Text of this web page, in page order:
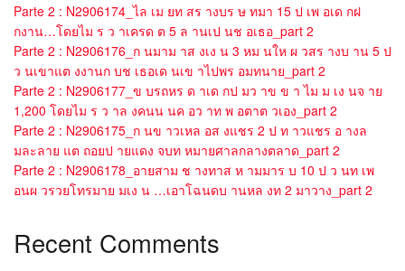
Parte 2 : N2906174_ไล เม ยท สร างบร ษ ทมา 15 ป เพ อเด กฝ
กงาน…โดยไม ร ว าเครด ต 5 ล านเป นช อเธอ_part 2
Parte 2 : N2906176_ก นมาม าส งเง น 3 หม นให ผ วสร างบ าน 5 ป
ว นเขาแต งงานก บช เธอเด นเข าไปพร อมทนาย_part 2
Parte 2 : N2906177_ข บรถหร ด าเด กป มว าข ข า ไม ม เง นจ าย
1,200 โดยไม ร ว าล งคนน นค อว าท พ อตาต วเอง_part 2
Parte 2 : N2906175_ก นข าวเหล อส งแชร 2 ป ท าวแชร อ างล
มละลาย แต ถอยป ายแดง จบท หมายศาลกลางตลาด_part 2
Parte 2 : N2906178_อายสาม ช างทาส ห ามมาร บ 10 ป ว นท เพ
อนผ วรวยโทรมาย มเง น …เอาโฉนดบ านหล งท 2 มาวาง_part 2
Recent Comments